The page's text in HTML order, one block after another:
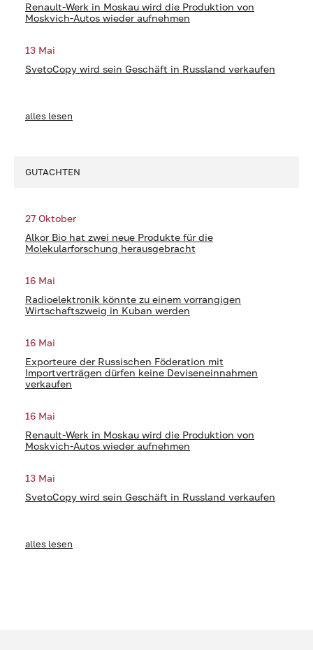
Renault-Werk in Moskau wird die Produktion von
Moskvich-Autos wieder aufnehmen
13 Mai
SvetoCopy wird sein Geschäft in Russland verkaufen
alles lesen
GUTACHTEN
27 Oktober
Alkor Bio hat zwei neue Produkte für die
Molekularforschung herausgebracht
16 Mai
Radioelektronik könnte zu einem vorrangigen
Wirtschaftszweig in Kuban werden
16 Mai
Exporteure der Russischen Föderation mit
Importverträgen dürfen keine Deviseneinnahmen
verkaufen
16 Mai
Renault-Werk in Moskau wird die Produktion von
Moskvich-Autos wieder aufnehmen
13 Mai
SvetoCopy wird sein Geschäft in Russland verkaufen
alles lesen